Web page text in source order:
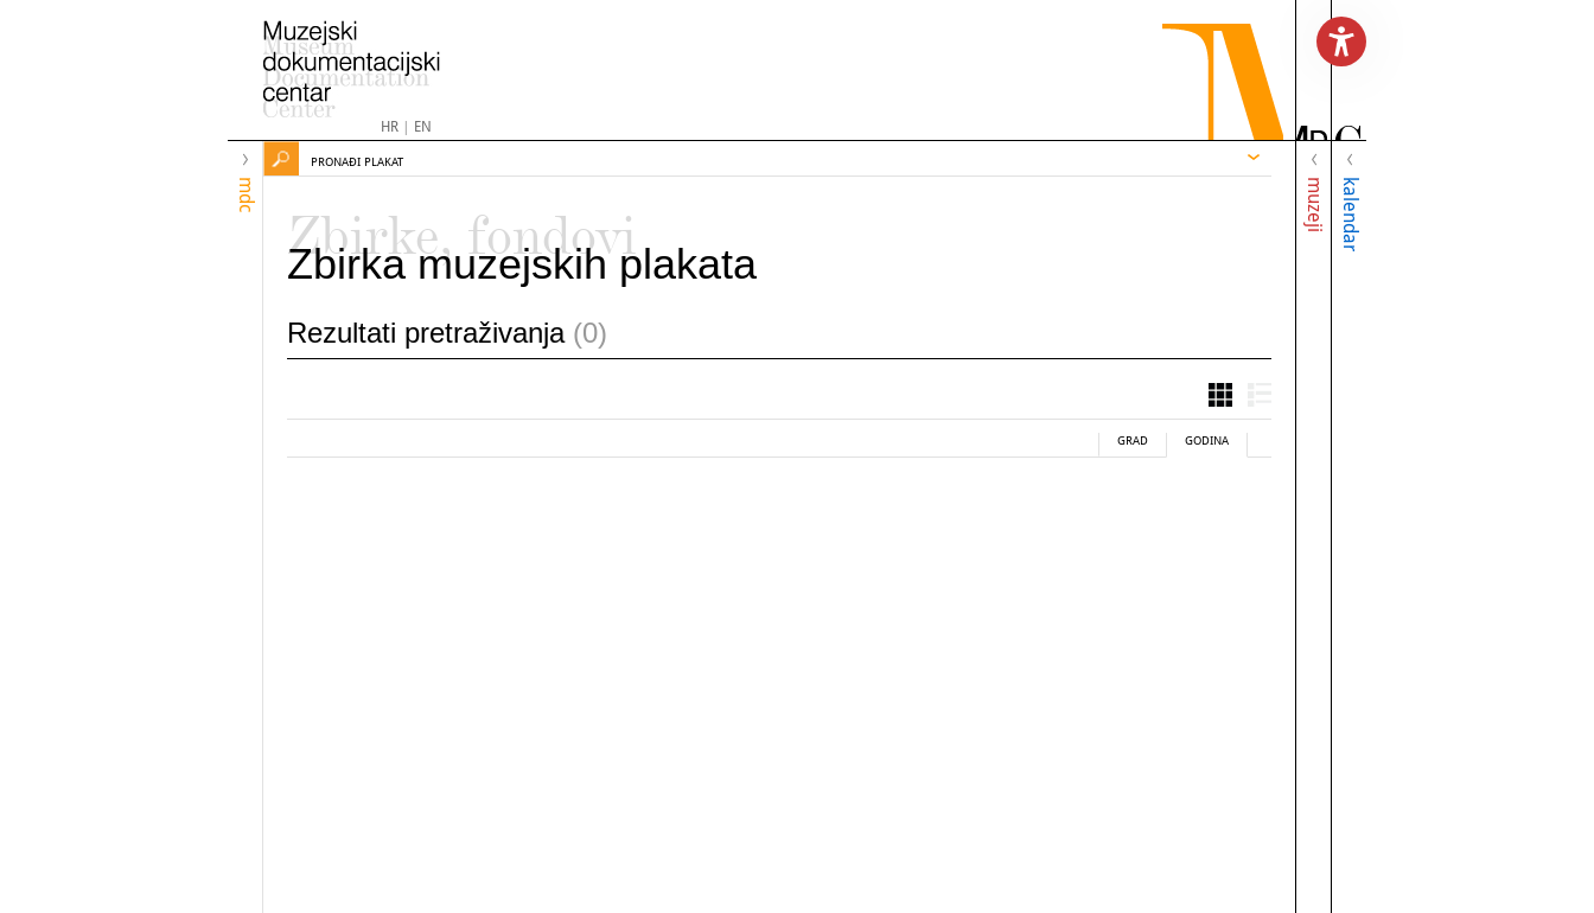
HR| EN
mdc muzeji kalendar
PRONAĐI PLAKAT
Zbirke, fondovi
Zbirka muzejskih plakata
Rezultati pretraživanja (0)
GRAD GODINA